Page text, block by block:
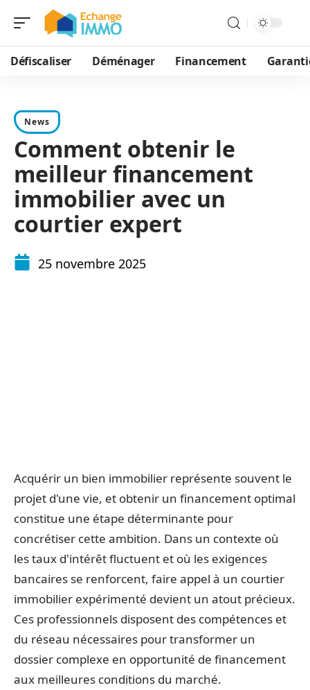
Défiscaliser Déménager Financement
News
Comment obtenir le
meilleur financement
immobilier avec un
courtier expert
25 novembre 2025
Acquérir un bien immobilier représente souvent le
projet d'une vie, et obtenir un financement optimal
constitue une étape déterminante pour
concrétiser cette ambition. Dans un contexte où
les taux d'intérêt fluctuent et où les exigences
bancaires se renforcent, faire appel à un courtier
immobilier expérimenté devient un atout précieux.
Ces professionnels disposent des compétences et
du réseau nécessaires pour transformer un
dossier complexe en opportunité de financement
aux meilleures conditions du marché.